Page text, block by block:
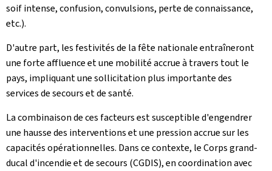
soif intense, confusion, convulsions, perte de connaissance,
etc.).
D'autre part, les festivités de la fête nationale entraîneront
une forte affluence et une mobilité accrue à travers tout le
pays, impliquant une sollicitation plus importante des
services de secours et de santé.
La combinaison de ces facteurs est susceptible d'engendrer
une hausse des interventions et une pression accrue sur les
capacités opérationnelles. Dans ce contexte, le Corps grand-
ducal d'incendie et de secours (CGDIS), en coordination avec